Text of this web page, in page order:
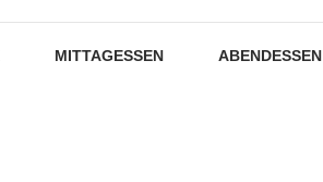
MITTAGESSEN ABENDESSEN